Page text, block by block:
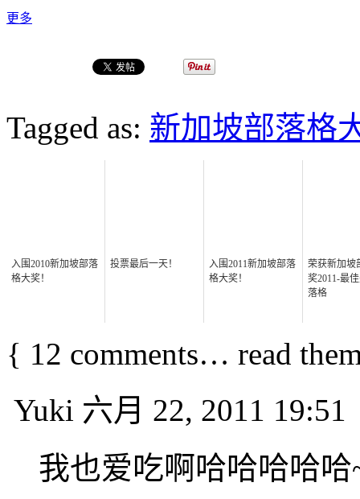
更多
Tagged as: 新加坡部落格
入围2010新加坡部落
格大奖！
投票最后一天！
入围2011新加坡部落
格大奖！
荣获新加坡
奖2011-最
落格
{ 12 comments… read
Yuki 六月 22, 2011 19:51
我也爱吃啊哈哈哈哈哈